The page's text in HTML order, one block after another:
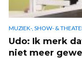
MUZIEK-, SHOW- &
Udo: Ik merk
niet meer